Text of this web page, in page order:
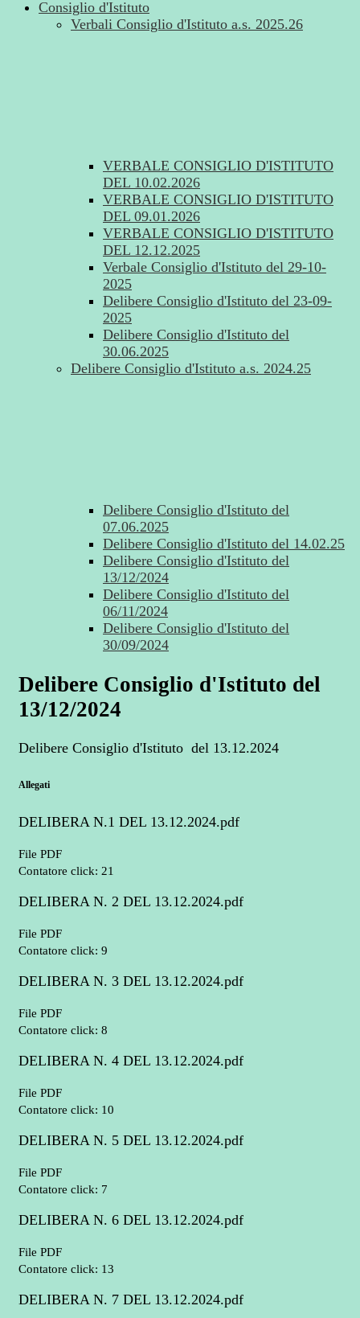
Consiglio d'Istituto
Verbali Consiglio d'Istituto a.s. 2025.26
VERBALE CONSIGLIO D'ISTITUTO
DEL 10.02.2026
VERBALE CONSIGLIO D'ISTITUTO
DEL 09.01.2026
VERBALE CONSIGLIO D'ISTITUTO
DEL 12.12.2025
Verbale Consiglio d'Istituto del 29-10-
2025
Delibere Consiglio d'Istituto del 23-09-
2025
Delibere Consiglio d'Istituto del
30.06.2025
Delibere Consiglio d'Istituto a.s. 2024.25
Delibere Consiglio d'Istituto del
07.06.2025
Delibere Consiglio d'Istituto del 14.02.25
Delibere Consiglio d'Istituto del
13/12/2024
Delibere Consiglio d'Istituto del
06/11/2024
Delibere Consiglio d'Istituto del
30/09/2024
Delibere Consiglio d'Istituto del
13/12/2024
Delibere Consiglio d'Istituto del 13.12.2024
Allegati
DELIBERA N.1 DEL 13.12.2024.pdf
File PDF
Contatore click: 21
DELIBERA N. 2 DEL 13.12.2024.pdf
File PDF
Contatore click: 9
DELIBERA N. 3 DEL 13.12.2024.pdf
File PDF
Contatore click: 8
DELIBERA N. 4 DEL 13.12.2024.pdf
File PDF
Contatore click: 10
DELIBERA N. 5 DEL 13.12.2024.pdf
File PDF
Contatore click: 7
DELIBERA N. 6 DEL 13.12.2024.pdf
File PDF
Contatore click: 13
DELIBERA N. 7 DEL 13.12.2024.pdf